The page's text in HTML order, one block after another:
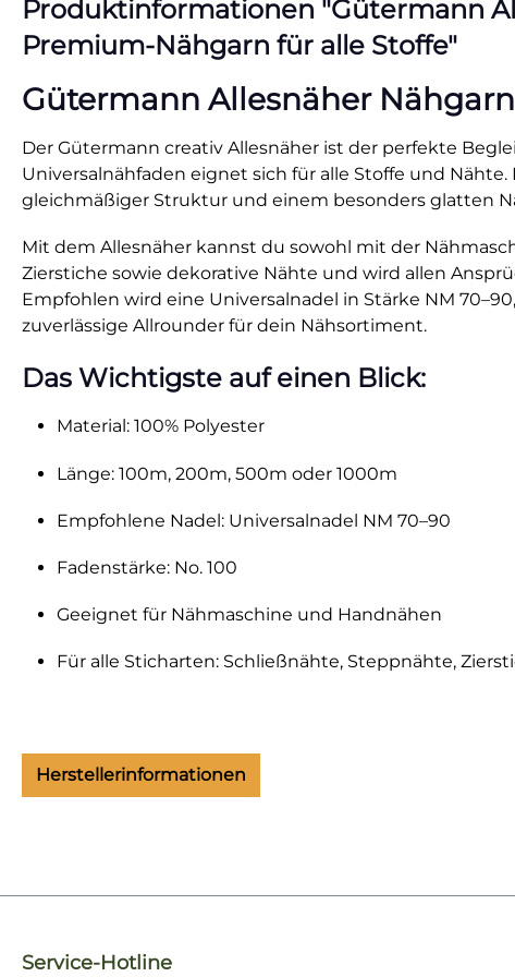
Produktinformationen "Gütermann
Premium-Nähgarn für alle Stoffe"
Gütermann Allesnäher
Der Gütermann creativ Allesnäher ist der perfekte
Universalnähfaden eignet sich für alle Stoffe und
gleichmäßiger Struktur und einem besonders glatten
Mit dem Allesnäher kannst du sowohl mit der
Zierstiche sowie dekorative Nähte und wird allen
Empfohlen wird eine Universalnadel in Stärke NM
zuverlässige Allrounder für dein Nähsortiment.
Das Wichtigste auf einen Blick:
Material: 100% Polyester
Länge: 100m, 200m, 500m oder 1000m
Empfohlene Nadel: Universalnadel NM 70–90
Fadenstärke: No. 100
Geeignet für Nähmaschine und Handnähen
Für alle Sticharten: Schließnähte, Steppnähte,
Herstellerinformationen
Service-Hotline